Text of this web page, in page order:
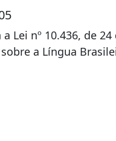
Lei nº 10.436, de 24
a Língua